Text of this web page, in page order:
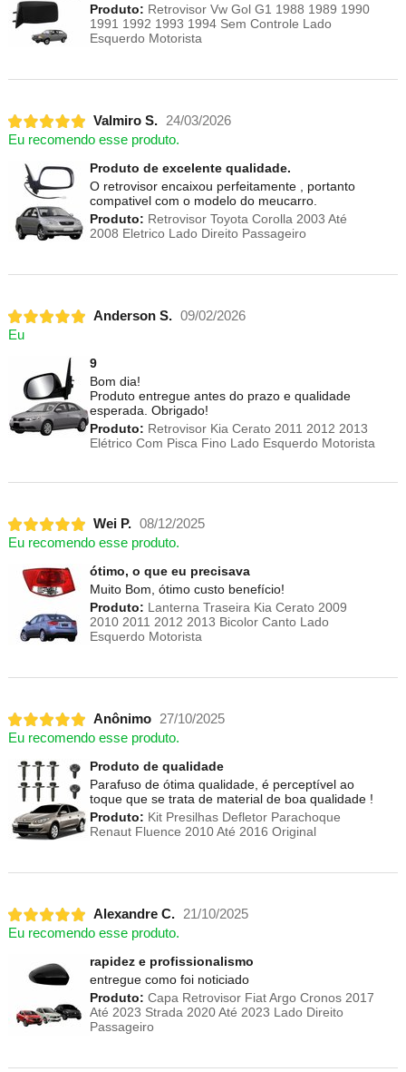
Produto: Retrovisor Vw Gol G1 1988 1989 1990
1991 1992 1993 1994 Sem Controle Lado
Esquerdo Motorista
Valmiro S.
24/03/2026
Eu recomendo esse produto.
Produto de excelente qualidade.
O retrovisor encaixou perfeitamente , portanto
compativel com o modelo do meucarro.
Produto: Retrovisor Toyota Corolla 2003 Até
2008 Eletrico Lado Direito Passageiro
Anderson S. 09/02/2026
Eu
9
Bom dia!
Produto entregue antes do prazo e qualidade
esperada. Obrigado!
Produto: Retrovisor Kia Cerato 2011 2012 2013
Elétrico Com Pisca Fino Lado Esquerdo Motorista
Wei P. 08/12/2025
Eu recomendo esse produto.
ótimo, o que eu precisava
Muito Bom, ótimo custo benefício!
Produto: Lanterna Traseira Kia Cerato 2009
2010 2011 2012 2013 Bicolor Canto Lado
Esquerdo Motorista
Anônimo
27/10/2025
Eu recomendo esse produto.
Produto de qualidade
Parafuso de ótima qualidade, é perceptível ao
toque que se trata de material de boa qualidade !
Produto: Kit Presilhas Defletor Parachoque
Renaut Fluence 2010 Até 2016 Original
Alexandre C.
21/10/2025
Eu recomendo esse produto.
rapidez e profissionalismo
entregue como foi noticiado
Produto: Capa Retrovisor Fiat Argo Cronos 2017
Até 2023 Strada 2020 Até 2023 Lado Direito
Passageiro